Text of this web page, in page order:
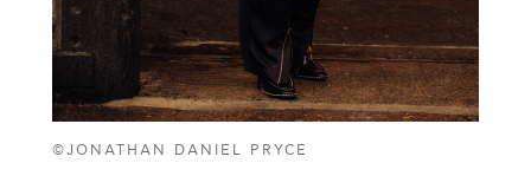
©JONATHAN DANIEL PRYCE